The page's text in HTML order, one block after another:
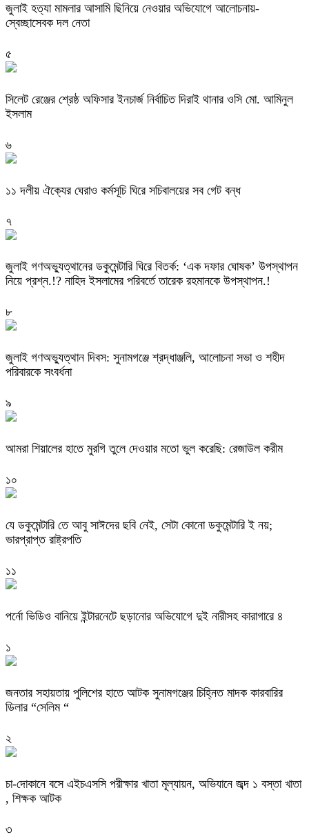
জুলাই হত্যা মামলার আসামি ছিনিয়ে নেওয়ার অভিযোগে আলোচনায়-
স্বেচ্ছাসেবক দল নেতা
৫
‎সিলেট রেঞ্জের শ্রেষ্ঠ অফিসার ইনচার্জ নির্বাচিত দিরাই থানার ওসি মো. আমিনুল
ইসলাম
৬
‎১১ দলীয় ঐক্যের ঘেরাও কর্মসূচি ঘিরে সচিবালয়ের সব গেট বন্ধ
৭
‎জুলাই গণঅভ্যুত্থানের ডকুমেন্টারি ঘিরে বিতর্ক: ‘এক দফার ঘোষক’ উপস্থাপন
নিয়ে প্রশ্ন.!? নাহিদ ইসলামের পরিবর্তে তারেক রহমানকে উপস্থাপন.!
৮
জুলাই গণঅভ্যুত্থান দিবস: সুনামগঞ্জে শ্রদ্ধাঞ্জলি, আলোচনা সভা ও শহীদ
পরিবারকে সংবর্ধনা
৯
‎আমরা শিয়ালের হাতে মুরগি তুলে দেওয়ার মতো ভুল করেছি: রেজাউল করীম
১০
যে ডকুমেন্টারি তে আবু সাঈদের ছবি নেই, সেটা কোনো ডকুমেন্টারি ই নয়;
ভারপ্রাপ্ত রাষ্ট্রপতি
১১
পর্নো ভিডিও বানিয়ে ইন্টারনেটে ছড়ানোর অভিযোগে দুই নারীসহ কারাগারে ৪
১
জনতার সহায়তায় পুলিশের হাতে আটক সুনামগঞ্জের চিহ্নিত মাদক কারবারির
ডিলার “সেলিম “
২
চা-দোকানে বসে এইচএসসি পরীক্ষার খাতা মূল্যায়ন, অভিযানে জব্দ ১ বস্তা খাতা
, শিক্ষক আটক
৩